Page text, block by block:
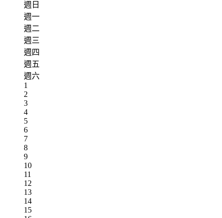
週日
週一
週二
週三
週四
週五
週六
1
2
3
4
5
6
7
8
9
10
11
12
13
14
15